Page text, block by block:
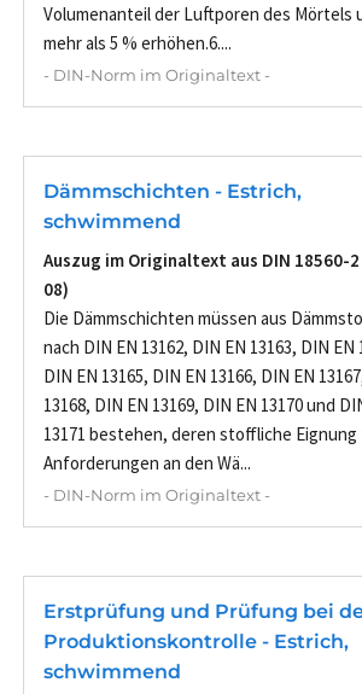
Volumenanteil der Luftporen des Mörtels
mehr als 5 % erhöhen.6....
- DIN-Norm im Originaltext -
Dämmschichten - Estrich,
schwimmend
Auszug im Originaltext aus DIN 18560-
08)
Die Dämmschichten müssen aus
nach DIN EN 13162, DIN EN 13163, DIN EN
DIN EN 13165, DIN EN 13166, DIN EN
13168, DIN EN 13169, DIN EN 13170 und
13171 bestehen, deren stoffliche
Anforderungen an den Wä...
- DIN-Norm im Originaltext -
Erstprüfung und Prüfung bei
Produktionskontrolle - Estrich,
schwimmend